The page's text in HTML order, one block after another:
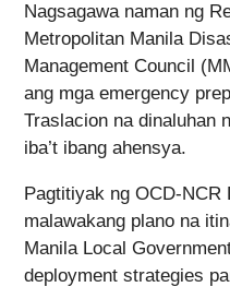
Nagsagawa naman ng
Metropolitan Manila
Management Council
ang mga emergency
Traslacion na dinaluhan
iba’t ibang ahensya.
Pagtitiyak ng OCD-
malawakang plano na
Manila Local
deployment strategies